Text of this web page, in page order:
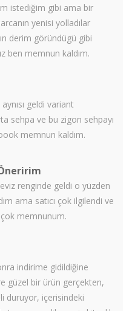
istediğim gibi ama bir
yenisi yolladılar
derim göründügü gibi
ben memnun kaldım.
geldi variant
sehpa ve bu zigon sehpayı
memnun kaldım.
renginde geldi o yüzden
ama satıcı çok ilgilendi ve
memnunum.
indirime gidildiğine
güzel bir ürün gerçekten,
duruyor, içerisindeki